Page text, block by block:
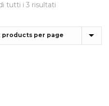
tutti i 3 risultati